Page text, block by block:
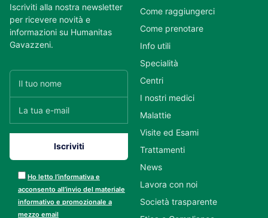
Iscriviti alla nostra newsletter
per ricevere novità e
informazioni su Humanitas
Gavazzeni.
Ho letto l’informativa e
acconsento all’invio del materiale
informativo e promozionale a
mezzo email
Come raggiungerci
Come prenotare
Info utili
Specialità
Centri
I nostri medici
Malattie
Visite ed Esami
Trattamenti
News
Lavora con noi
Società trasparente